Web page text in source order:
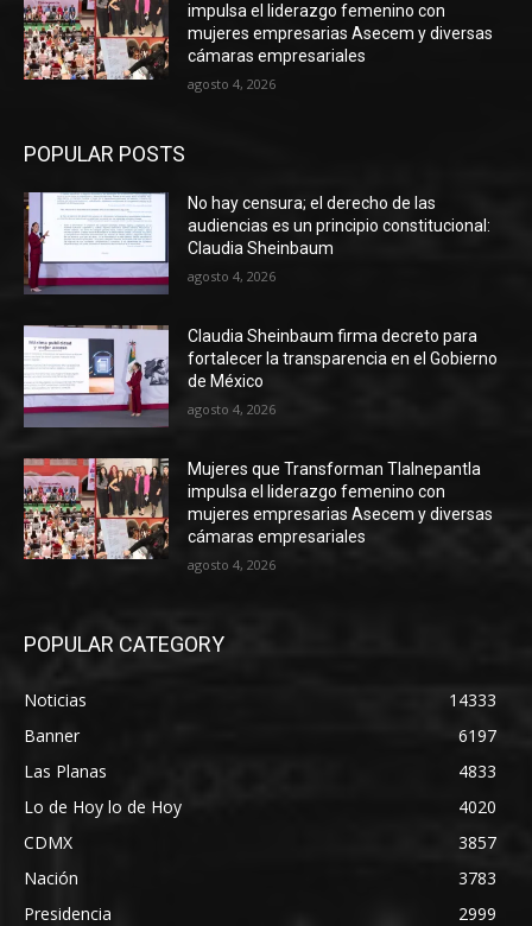
impulsa el liderazgo femenino con
mujeres empresarias Asecem y diversas
cámaras empresariales
agosto 4, 2026
POPULAR POSTS
No hay censura; el derecho de las
audiencias es un principio constitucional:
Claudia Sheinbaum
agosto 4, 2026
Claudia Sheinbaum firma decreto para
fortalecer la transparencia en el Gobierno
de México
agosto 4, 2026
Mujeres que Transforman Tlalnepantla
impulsa el liderazgo femenino con
mujeres empresarias Asecem y diversas
cámaras empresariales
agosto 4, 2026
POPULAR CATEGORY
Noticias
14333
Banner
6197
Las Planas
4833
Lo de Hoy lo de Hoy
4020
CDMX
3857
Nación
3783
Presidencia
2999